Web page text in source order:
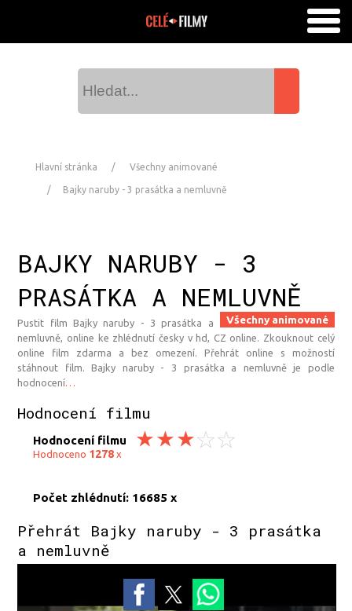
Hlavní stránka Všechny animované
Bajky naruby - 3 prasátka a nemluvně
BAJKY NARUBY - 3
PRASÁTKA A NEMLUVNĚ
Všechny animované
Pustit film Bajky naruby - 3 prasátka a
nemluvně, online ke zhlédnutí česky v hd, CZ online. Zkouknout celý
online film zdarma a bez omezení. Přehrát online s možností
stáhnout film. Bajky naruby - 3 prasátka a nemluvně je podle
hodnocení
Hodnocení filmu
Hodnocení filmu
Hodnoceno 1278x
Počet zhlédnutí: 16685 x
Přehrát Bajky naruby - 3 prasátka
a nemluvně